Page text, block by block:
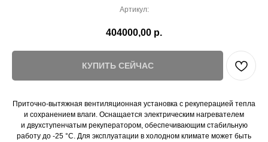
Артикул:
404000,00 р.
КУПИТЬ СЕЙЧАС
Приточно-вытяжная вентиляционная установка с рекуперацией тепла
и сохранением влаги. Оснащается электрическим нагревателем
и двухступенчатым рекуператором, обеспечивающим стабильную
работу до -25 °C. Для эксплуатации в холодном климате может быть